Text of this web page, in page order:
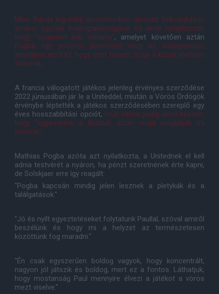
Mino Raiola legutóbb decemberben okozott felbolydulást,
amikor ügyfele boldogtalanságáról és arról nyilatkozott,
hogy "csapatot kell váltania", amelyet követően aztán
Pogba egy posztot jelentetett meg az Instagramon,
amelyben arról írt, hogy nem tervezi, hogy a közeli jövőben
távozna.
A francia válogatott játékos jelenleg érvényes szerződése
2022 júniusában jár le a Uniteddel, miután a Vörös Ördögök
érvénybe léptették a játékos szerződésében szereplő egy
éves hosszabbítási opciót, múlt héten pedig arról beszélt,
hogy "egyeztetne a klubbal, aztán majd meglátják mi
történik".
Mathias Pogba azóta azt nyilatkozta, a Unitednek el kell
adnia testvérét a nyáron, ha pénzt szeretnének érte kapni,
de Solskjaer erre így reagált:
"Pogba kapcsán mindig jelen lesznek a pletykák és a
találgatások."
"Jó és nyílt egyeztetéseket folytatunk Paullal, szóval amiről
beszélünk és hogy mi a helyzet az természetesen
közöttünk fog maradni."
"Én csak egyszerűen boldog vagyok, hogy koncentrált,
nagyon jól játszik és boldog, mert ez a fontos. Láthatjuk,
hogy mostanság Paul mennyire élvezi a játékot a vörös
mezt viselve."